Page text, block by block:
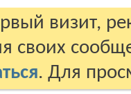
визит,
своих
. Для